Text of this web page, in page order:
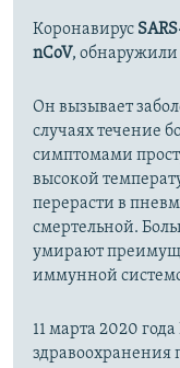
Коронавирус
nCoV, обнаружили
Он вызывает
случаях течение
симптомами
высокой
перерасти в
смертельной.
умирают
иммунной
11 марта 2020
здравоохранения